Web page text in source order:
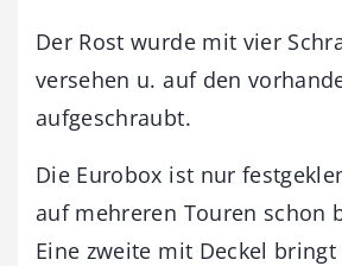
Der Rost wurde mit vier
versehen u. auf den
aufgeschraubt.
Die Eurobox ist nur
auf mehreren Touren schon
Eine zweite mit Deckel